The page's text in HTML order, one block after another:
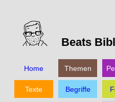
Beats
Home Themen
Texte Begriffe